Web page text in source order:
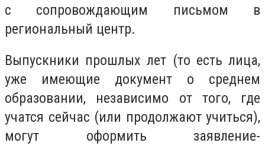
с сопровождающим письмом в
региональный центр.
Выпускники прошлых лет (то есть лица,
уже имеющие документ о среднем
образовании, независимо от того, где
учатся сейчас (или продолжают учиться),
могут оформить заявление-